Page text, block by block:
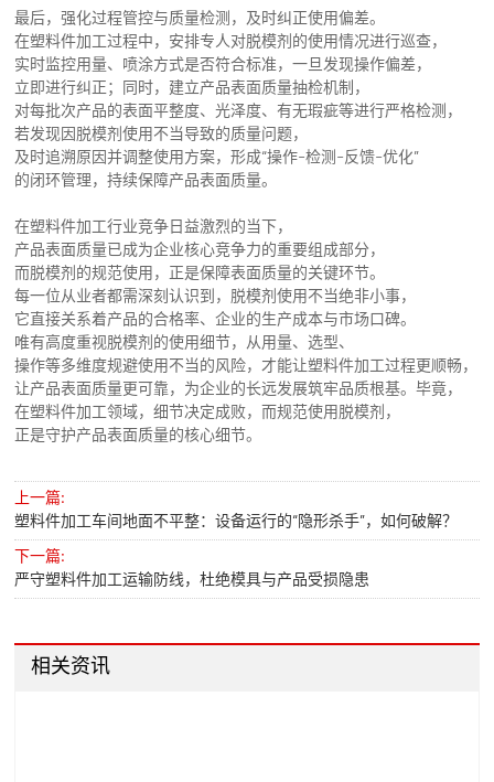
最后，强化过程管控与质量检测，及时纠正使用偏差。
在塑料件加工过程中，安排专人对脱模剂的使用情况进行巡查，
实时监控用量、喷涂方式是否符合标准，一旦发现操作偏差，
立即进行纠正；同时，建立产品表面质量抽检机制，
对每批次产品的表面平整度、光泽度、有无瑕疵等进行严格检测，
若发现因脱模剂使用不当导致的质量问题，
及时追溯原因并调整使用方案，形成“操作-检测-反馈-优化”
的闭环管理，持续保障产品表面质量。
在塑料件加工行业竞争日益激烈的当下，
产品表面质量已成为企业核心竞争力的重要组成部分，
而脱模剂的规范使用，正是保障表面质量的关键环节。
每一位从业者都需深刻认识到，脱模剂使用不当绝非小事，
它直接关系着产品的合格率、企业的生产成本与市场口碑。
唯有高度重视脱模剂的使用细节，从用量、选型、
操作等多维度规避使用不当的风险，才能让塑料件加工过程更顺畅，
让产品表面质量更可靠，为企业的长远发展筑牢品质根基。毕竟，
在塑料件加工领域，细节决定成败，而规范使用脱模剂，
正是守护产品表面质量的核心细节。
上一篇:
塑料件加工车间地面不平整：设备运行的“隐形杀手”，如何破解？
下一篇:
严守塑料件加工运输防线，杜绝模具与产品受损隐患
相关资讯